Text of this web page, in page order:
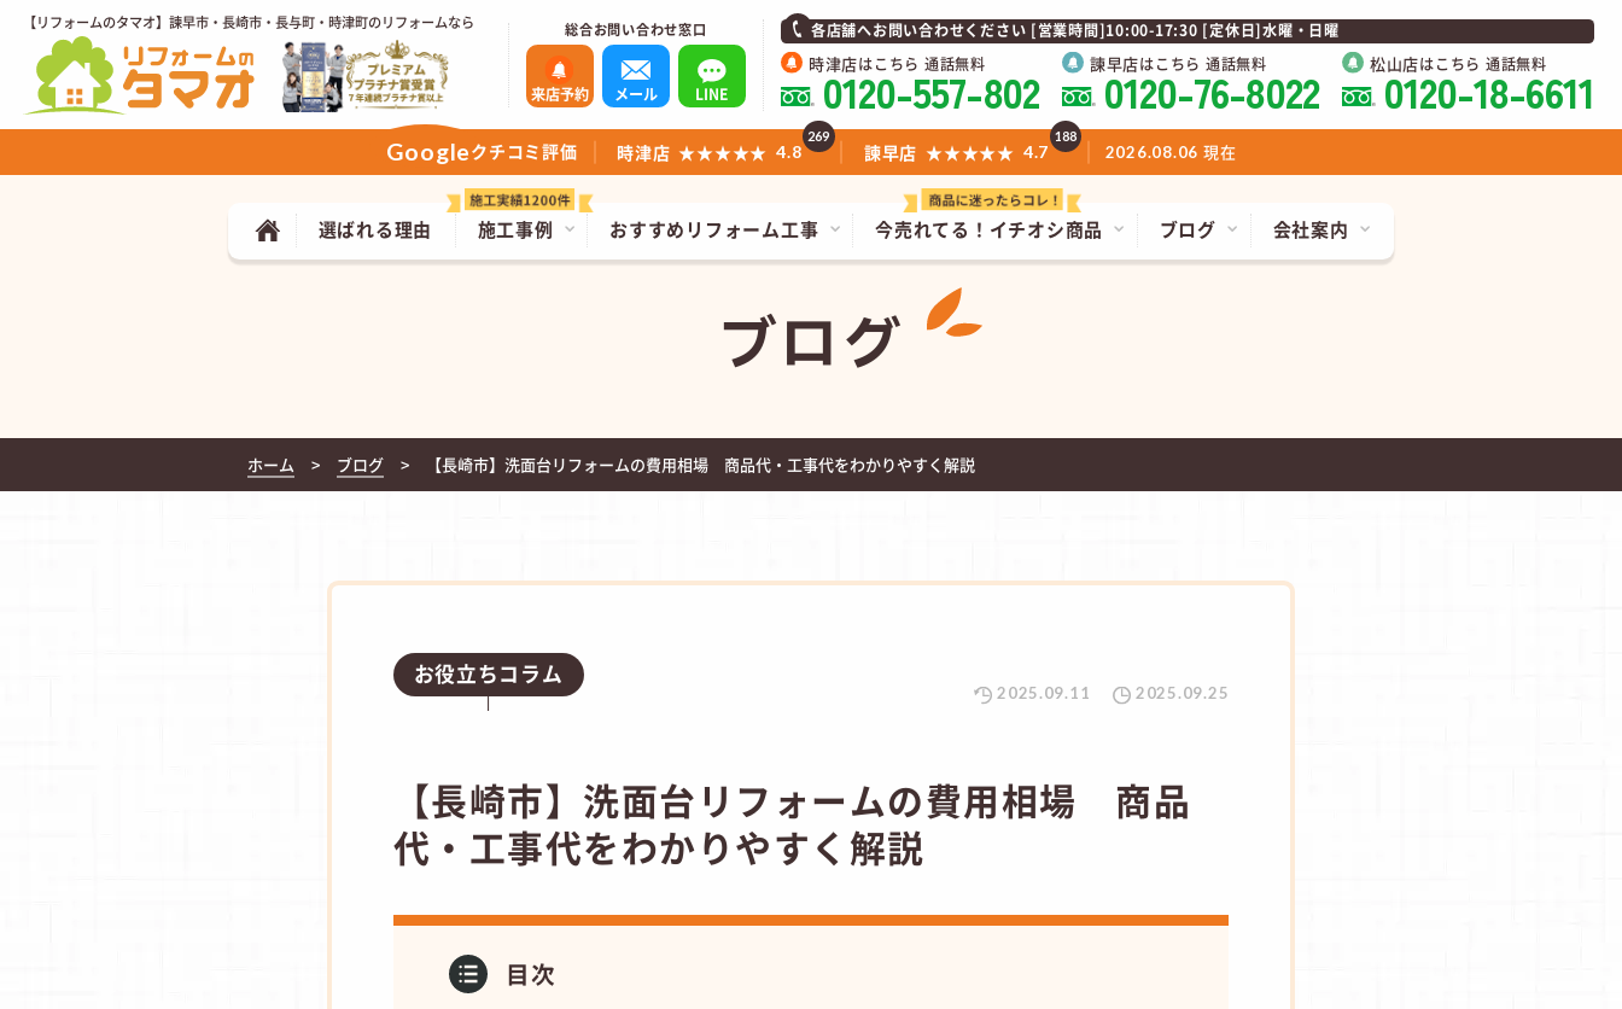
【リフォームのタマオ】諫早市・長崎市・長与町・時津町のリフォームなら 総合お問い合わせ窓口
来店予約 メール LINE
各店舗へお問い合わせください [営業時間]10:00-17:30 [定休日]水曜・日曜
時津店はこちら 通話無料
0120-557-802 諫早店はこちら 通話無料
0120-76-8022 松山店はこちら 通話無料
0120-18-6611
今売れてる！ イチオシ商品
施工事例 おすすめリフォーム工事
選ばれる理由 ブログ 会社案内
Googleクチコミ評価 時津店 ★★★★★ 4.8
269
諫早店 ★★★★★ 4.7
188
2026.08.06 現在
ブログ
ホーム ブログ 【長崎市】洗面台リフォームの費用相場 商品代・工事代をわかりやすく解説
お役立ちコラム
2025.09.11 2025.09.25
【長崎市】洗面台リフォームの費用相場 商品
代・工事代をわかりやすく解説
目次